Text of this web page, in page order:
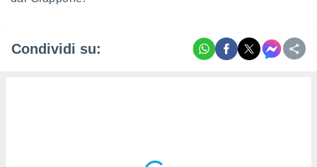
Condividi su: